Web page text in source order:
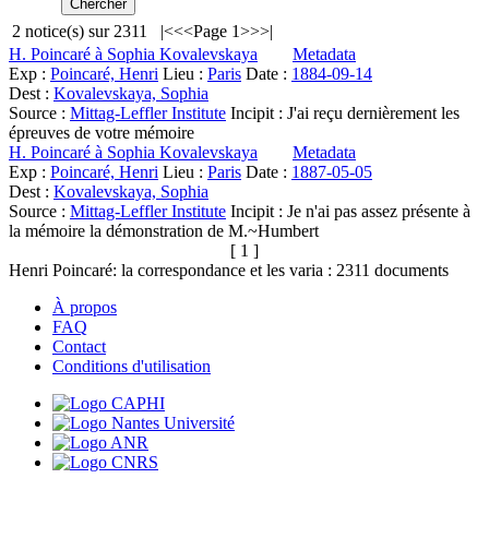
2 notice(s) sur 2311 |<<<Page 1>>>|
H. Poincaré à Sophia Kovalevskaya
Metadata
Exp : Poincaré, Henri Lieu : Paris Date : 1884-09-14
Dest : Kovalevskaya, Sophia
Source : Mittag-Leffler Institute Incipit : J'ai reçu dernièrement les
épreuves de votre mémoire
H. Poincaré à Sophia Kovalevskaya
Metadata
Exp : Poincaré, Henri Lieu : Paris Date : 1887-05-05
Dest : Kovalevskaya, Sophia
Source : Mittag-Leffler Institute Incipit : Je n'ai pas assez présente à
la mémoire la démonstration de M.~Humbert
[ 1 ]
Henri Poincaré: la correspondance et les varia : 2311 documents
À propos
FAQ
Contact
Conditions d'utilisation